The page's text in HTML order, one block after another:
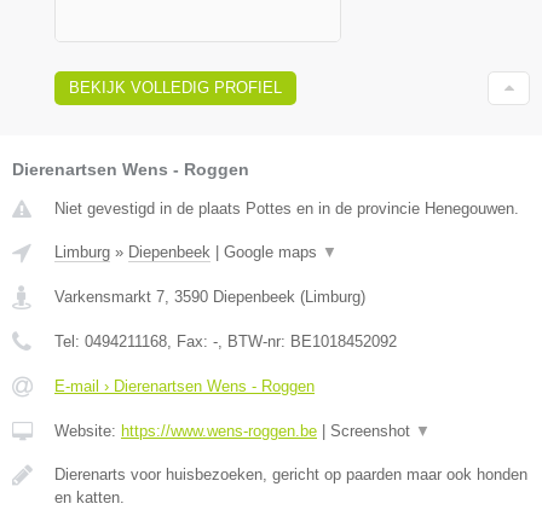
BEKIJK VOLLEDIG PROFIEL
Dierenartsen Wens - Roggen
Niet gevestigd in de plaats Pottes en in de provincie Henegouwen.
Limburg » Diepenbeek | Google maps ▼
Varkensmarkt 7 3590 Diepenbeek (Limburg)
Tel: 0494211168 , Fax: - , BTW-nr: BE1018452092
E-mail › Dierenartsen Wens - Roggen
Website: https://www.wens-roggen.be | Screenshot ▼
Dierenarts voor huisbezoeken, gericht op paarden maar ook honden
en katten.